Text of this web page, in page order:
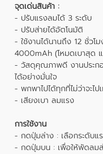
จุดเด่นสินค้า :
- ปรับแรงลมได้ 3 ระดับ
- ปรับส่ายได้อัตโนมัติ
- ใช้งานได้นานถึง 12 ชั่วโ
4000mAh (โหมดเบาสุด
- วัสดุคุณภาพดี งานประก
ได้อย่างมั่นใจ
- พกพาไปได้ทุกที่ไม่ว่าจะไ
- เสียงเบา ลมแรง
การใช้งาน
- กดปุ่มล่าง : เลือกระดับแ
- กดปุ่มบน : เพื่อให้พัดลมส่